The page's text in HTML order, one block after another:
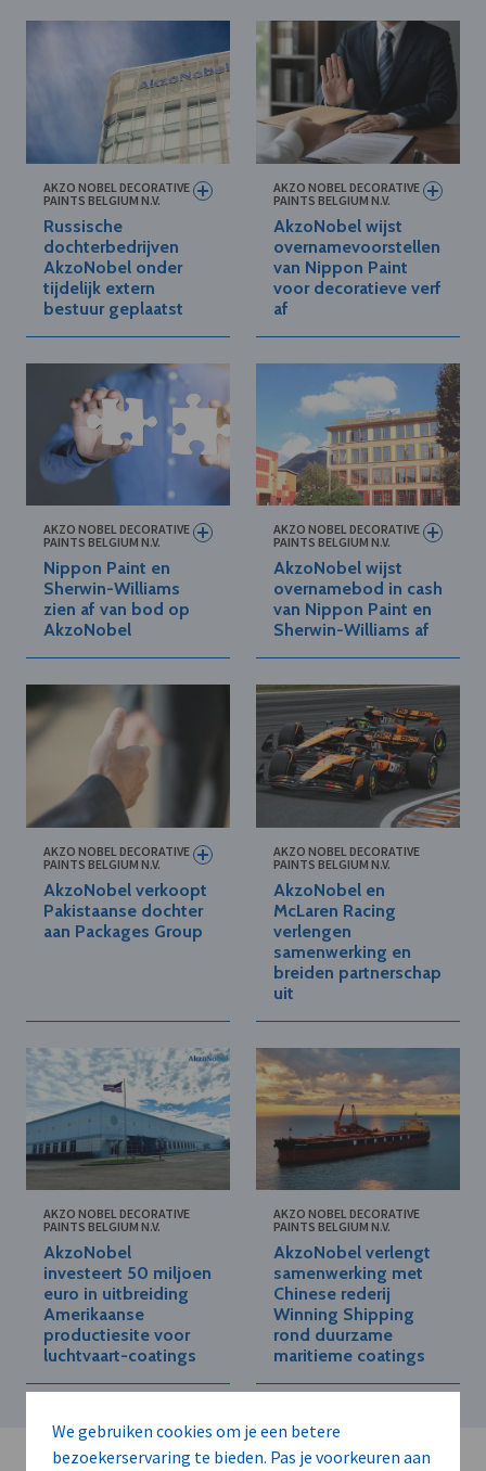
We gebruiken cookies om je een betere
bezoekerservaring te bieden. Pas je voorkeuren aan
AKZO NOBEL DECORATIVE
PAINTS BELGIUM N.V.
Russische
dochterbedrijven
AkzoNobel onder
tijdelijk extern
bestuur geplaatst
AKZO NOBEL DECORATIVE
PAINTS BELGIUM N.V.
AkzoNobel wijst
overnamevoorstellen
van Nippon Paint
voor decoratieve verf
af
AKZO NOBEL DECORATIVE
PAINTS BELGIUM N.V.
Nippon Paint en
Sherwin-Williams
zien af van bod op
AkzoNobel
AKZO NOBEL DECORATIVE
PAINTS BELGIUM N.V.
AkzoNobel wijst
overnamebod in cash
van Nippon Paint en
Sherwin-Williams af
AKZO NOBEL DECORATIVE
PAINTS BELGIUM N.V.
AkzoNobel verkoopt
Pakistaanse dochter
aan Packages Group
AKZO NOBEL DECORATIVE
PAINTS BELGIUM N.V.
AkzoNobel en
McLaren Racing
verlengen
samenwerking en
breiden partnerschap
uit
AKZO NOBEL DECORATIVE
PAINTS BELGIUM N.V.
AkzoNobel
investeert 50 miljoen
euro in uitbreiding
Amerikaanse
productiesite voor
luchtvaart-coatings
AKZO NOBEL DECORATIVE
PAINTS BELGIUM N.V.
AkzoNobel verlengt
samenwerking met
Chinese rederij
Winning Shipping
rond duurzame
maritieme coatings